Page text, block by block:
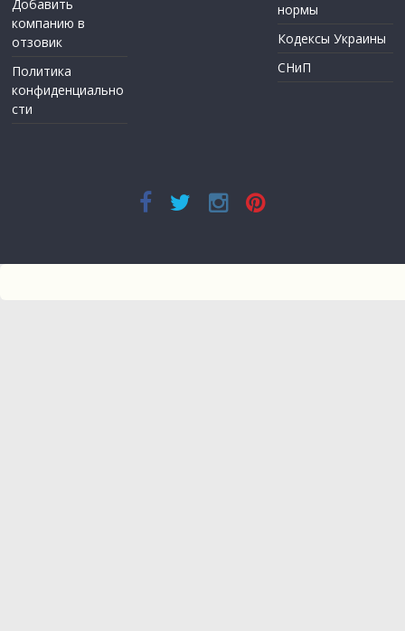
Добавить
компанию в
отзовик
Политика
конфиденциально
сти
нормы
Кодексы Украины
СНиП